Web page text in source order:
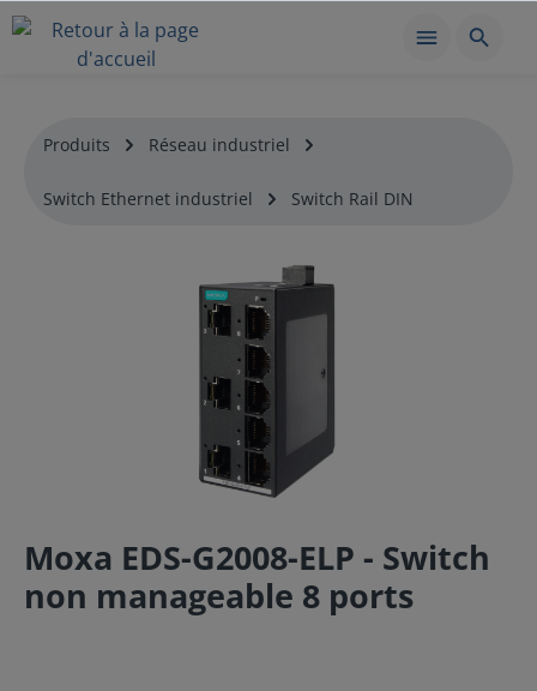
Produits Réseau industriel
Switch Ethernet industriel Switch Rail DIN
Moxa EDS-G2008-ELP - Switch
non manageable 8 ports